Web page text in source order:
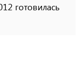
готовилась